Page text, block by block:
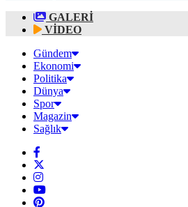
GALERİ
VİDEO
Gündem
Ekonomi
Politika
Dünya
Spor
Magazin
Sağlık